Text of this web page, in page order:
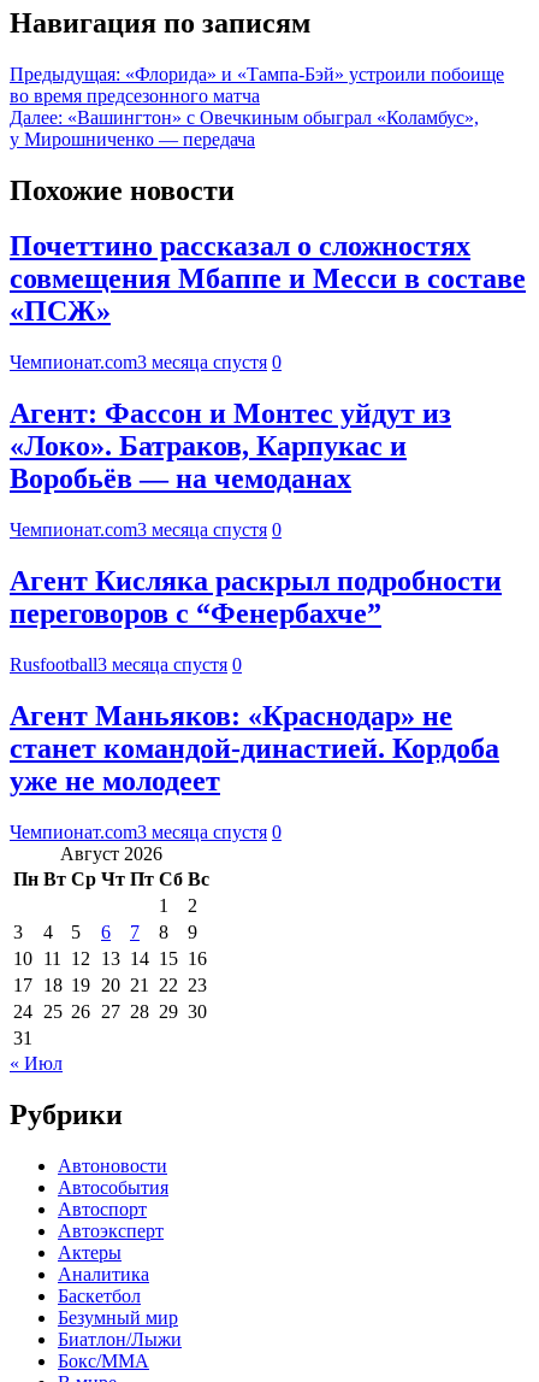
Навигация по записям
Предыдущая: «Флорида» и «Тампа-Бэй» устроили побоище
во время предсезонного матча
Далее: «Вашингтон» с Овечкиным обыграл «Коламбус»,
у Мирошниченко — передача
Похожие новости
Почеттино рассказал о сложностях
совмещения Мбаппе и Месси в составе
«ПСЖ»
Чемпионат.com3 месяца спустя 0
Агент: Фассон и Монтес уйдут из
«Локо». Батраков, Карпукас и
Воробьёв — на чемоданах
Чемпионат.com3 месяца спустя 0
Агент Кисляка раскрыл подробности
переговоров с “Фенербахче”
Rusfootball3 месяца спустя 0
Агент Маньяков: «Краснодар» не
станет командой-династией. Кордоба
уже не молодеет
Чемпионат.com3 месяца спустя 0
Август 2026
Пн Вт Ср Чт Пт Сб Вс
1
2
3
4 5 6 7 8
9
10 11 12 13 14 15 16
17 18 19 20 21 22 23
24 25 26 27 28 29 30
31
« Июл
Рубрики
Автоновости
Автособытия
Автоспорт
Автоэксперт
Актеры
Аналитика
Баскетбол
Безумный мир
Биатлон/Лыжи
Бокс/MMA